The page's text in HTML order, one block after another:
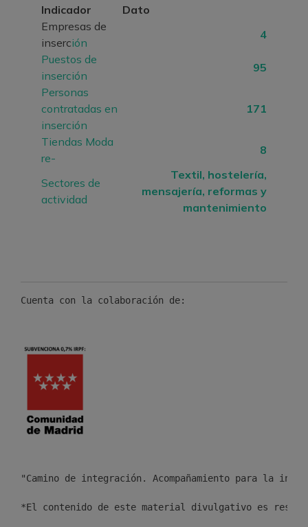
Indicador
Dato
Empresas de
inserción
4
Puestos de
inserción
95
Personas
contratadas en
inserción
171
Tiendas Moda
re-
8
Sectores de
actividad
Textil, hostelería,
mensajería, reformas y
mantenimiento
Cuenta con la colaboración de:
"Camino de integración. Acompañamiento para la
*El contenido de este material divulgativo es